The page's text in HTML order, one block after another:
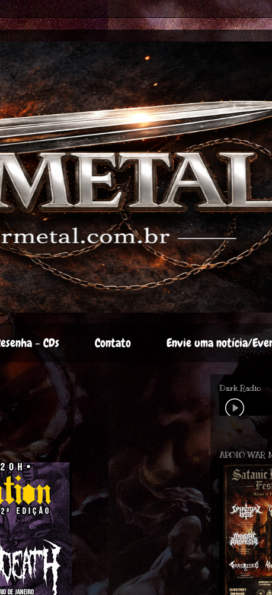
- CDs Contato Envie uma notícia/
Dark Radio
APOIO WAR